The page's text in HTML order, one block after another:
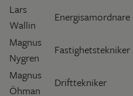
Lars
Wallin
Energisamordnare
Magnus
Nygren
Fastighetstekniker
Magnus
Öhman
Drifttekniker